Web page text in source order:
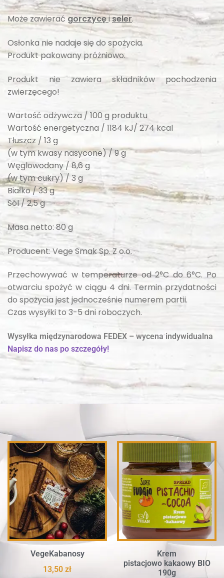
Może zawieraćgorczycęiseler.
Osłonka nie nadaje się do spożycia.
Produkt pakowany próżniowo.
Produkt nie zawiera składników pochodzenia
zwierzęcego!
Wartość odżywcza / 100 g produktu
Wartość energetyczna / 1184 kJ/ 274 kcal
Tłuszcz / 13 g
(w tym kwasy nasycone) / 9 g
Węglowodany / 8,6 g
(w tym cukry) / 3 g
Białko / 33 g
Sól / 2,5 g
Masa netto: 80 g
Producent: Vege Smak Sp. Z o.o.
Przechowywać w temperaturze od 2°C do 6°C. Po
otwarciu spożyć w ciągu 4 dni. Termin przydatności
do spożycia jest jednocześnie numerem partii.
Czas wysyłki to 3-5 dni roboczych.
Wysyłka międzynarodowa FEDEX – wycena indywidualna
Napisz do nas po szczegóły!
VegeKabanosy
13,50 zł
Krem
pistacjowo kakaowy BIO
190g